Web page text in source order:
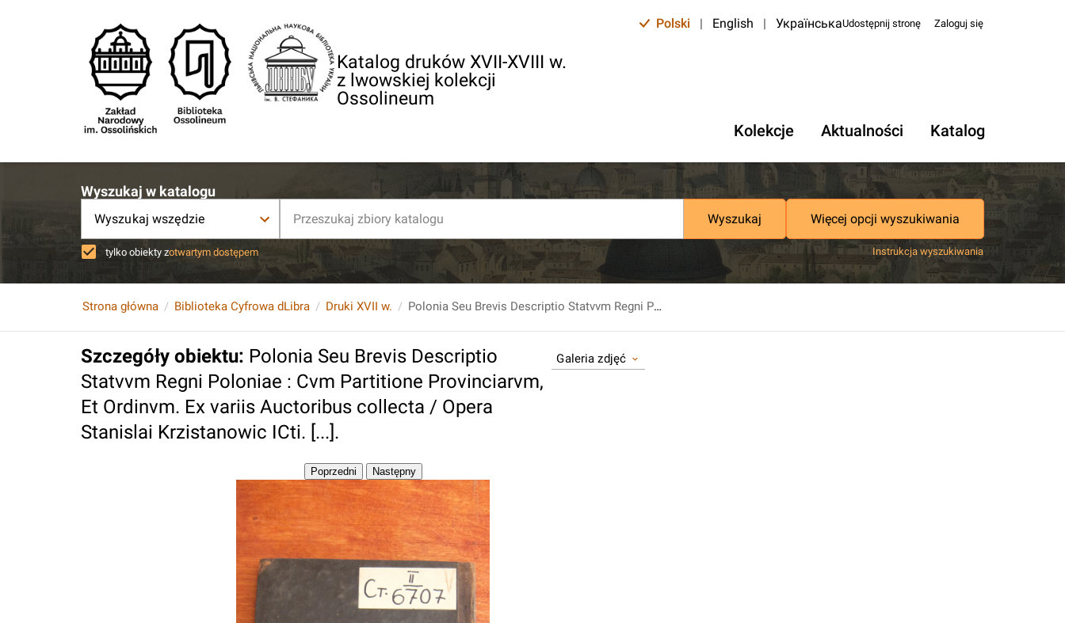
Katalog druków XVII-XVIII w.
z lwowskiej kolekcji
Ossolineum
Polski | English | УкраїнськаUdostępnij stronę Zaloguj się
Kolekcje Aktualności Katalog
Wyszukaj w katalogu
Wyszukaj wszędzie Wyszukaj Więcej opcji wyszukiwania
tylko obiekty zotwartym dostępem Instrukcja wyszukiwania
Strona główna Biblioteka Cyfrowa dLibra Druki XVII w. Polonia Seu Brevis Descriptio Statvvm Regni Poloniae : Cvm Partitione Provinciarvm, Et Ordinvm. Ex variis Auctoribus collecta / Opera Stanislai Krzistanowic ICti. [...].
Szczegóły obiektu: Polonia Seu Brevis Descriptio
Statvvm Regni Poloniae : Cvm Partitione Provinciarvm,
Et Ordinvm. Ex variis Auctoribus collecta / Opera
Stanislai Krzistanowic ICti. [...].
Galeria zdjęć